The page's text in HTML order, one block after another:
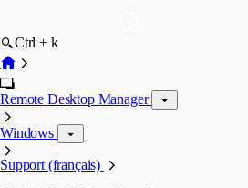
Ctrl + k
Remote Desktop Manager
Windows
Support (français)